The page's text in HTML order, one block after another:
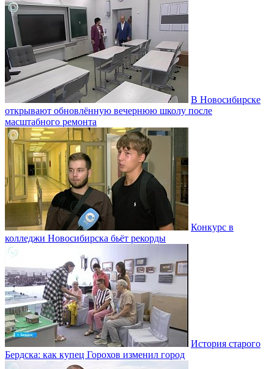
В Новосибирске
открывают обновлённую вечернюю школу после
масштабного ремонта
Конкурс в
колледжи Новосибирска бьёт рекорды
История старого
Бердска: как купец Горохов изменил город